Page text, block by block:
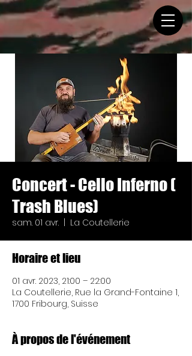
Concert - Cello Inferno (
Trash Blues)
sam. 01 avr. La Coutellerie
Horaire et lieu
01 avr. 2023, 21:00 – 22:00
La Coutellerie, Rue la Grand-Fontaine 1,
1700 Fribourg, Suisse
À propos de l'événement